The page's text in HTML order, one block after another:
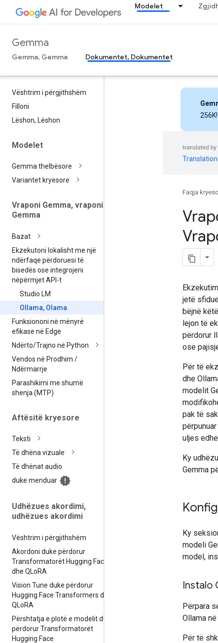
Modelet
Gemma
Gemma, Gemma Dokumentet, Dokumentet
Vështrim i përgjithshëm
Filloni
Lëshon, Lëshon
Modelet
Gemma thelbësore
Variantet kryesore
Vraponi Gemma, vraponi
Gemma
Bazat
Ekzekutoni lokalisht me një
ndërfaqe përdoruesi të
bisedës ose integrojeni
nëpërmjet API-t
Studio LM
Ollama, Olama
Funksiononi në mënyrë
efikase në Edge
Ndërto/Trajno në Python
Vendos në Prodhim /
Ndërmarrje
Parashikimi me shumë
shenja (MTP)
Aftësitë kryesore
Teksti
Të dhëna vizuale
Të dhënat audio
duke menduar
Udhëzues akordimi,
udhëzues akordimi
Vështrim i përgjithshëm
Akordoni duke përdorur
Transformatorët Hugging Face
dhe QLoRA
Vision Tune duke përdorur
Hugging Face Transformers dhe
QLoRA
Përshtatja e plotë e modelit duke
përdorur Transformatorët
Hugging Face
256K!
Translation
Faqja
jetë
bëjnë
lejon të
përdorur
ose
Për të
dhe
modelit
pak të
uljes
Ky
Gemma
Ky
modeli
model,
Instalo
Përpara
Ollama
Për të